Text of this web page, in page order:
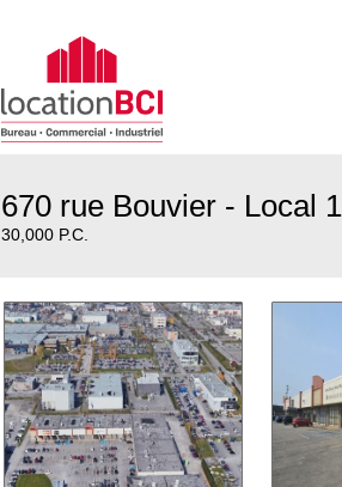
670 rue Bouvier - Local
30,000 P.C.